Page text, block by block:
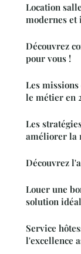
Location
modernes et
Découvrez
pour vous !
Les
le métier en
Les
améliorer la
Découvrez
Louer une
solution
Service
l'excellence